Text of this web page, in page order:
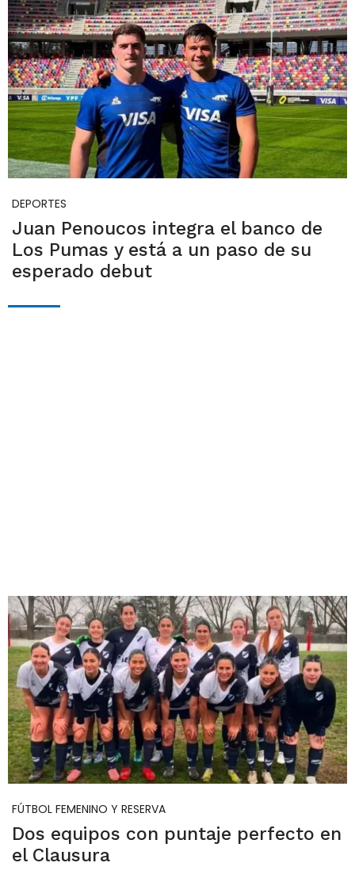
DEPORTES
Juan Penoucos integra el banco de
Los Pumas y está a un paso de su
esperado debut
FÚTBOL FEMENINO Y RESERVA
Dos equipos con puntaje perfecto en
el Clausura